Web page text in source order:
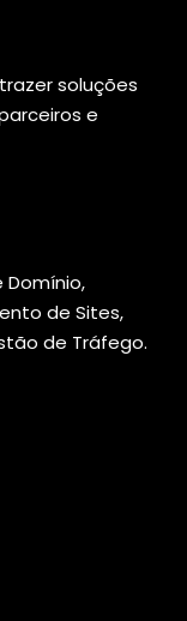
soluções
e
Domínio,
de Sites,
de Tráfego.